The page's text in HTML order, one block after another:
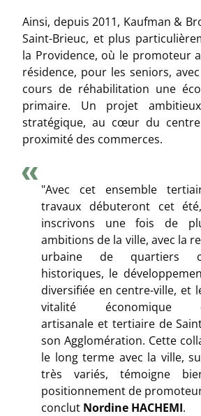
Ainsi, depuis 2011, Kaufman &
Saint-Brieuc, et plus
la Providence, où le promoteur
résidence, pour les seniors,
cours de réhabilitation une
primaire. Un projet
stratégique, au cœur du
proximité des commerces.
"Avec cet ensemble
travaux débuteront cet
inscrivons une fois de
ambitions de la ville, avec la
urbaine de quartiers
historiques, le
diversifiée en centre-ville, et
vitalité économique
artisanale et tertiaire de
son Agglomération. Cette
le long terme avec la ville,
très variés, témoigne
positionnement de
conclut Nordine HACHEMI.